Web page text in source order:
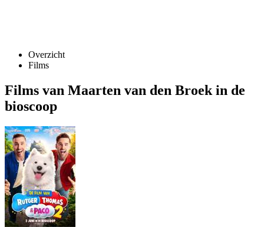
Overzicht
Films
Films van Maarten van den Broek in de
bioscoop